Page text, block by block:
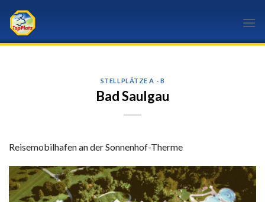
content
STELLPLÄTZE A - B
Bad Saulgau
Reisemobilhafen an der Sonnenhof-Therme